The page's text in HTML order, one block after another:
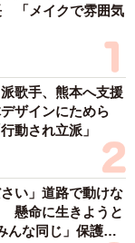
「メイクで雰囲気
歌手、熊本へ支援
ザインにためら
動され立派」
い」道路で動けな
懸命に生きようと
な同じ」保護団